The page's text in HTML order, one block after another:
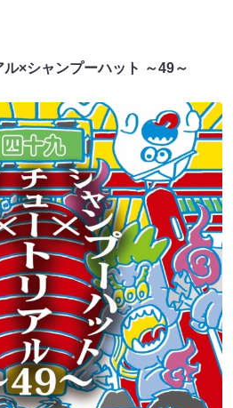
×シャンプーハット ～49～